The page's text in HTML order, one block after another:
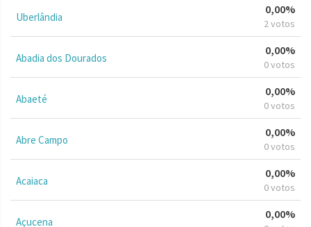
Uberlândia
0,00%
2 votos
Abadia dos Dourados
0,00%
0 votos
Abaeté
0,00%
0 votos
Abre Campo
0,00%
0 votos
Acaiaca
0,00%
0 votos
Açucena
0,00%